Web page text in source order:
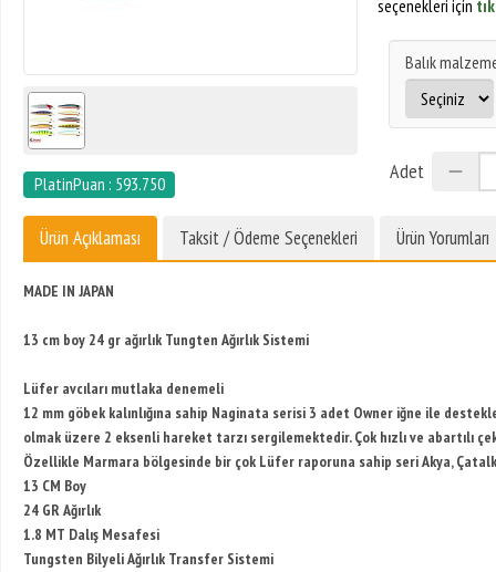
PlatinPuan : 593.750
seçenekleri için
Balık
Adet
Ürün Açıklaması Taksit / Ödeme Seçenekleri Ürün Yorumları
MADE IN JAPAN
13 cm boy 24 gr ağırlık Tungten Ağırlık Sistemi
Lüfer avcıları mutlaka denemeli
12 mm göbek kalınlığına sahip Naginata serisi 3 adet Owner iğne ile
olmak üzere 2 eksenli hareket tarzı sergilemektedir. Çok hızlı ve abartılı
Özellikle Marmara bölgesinde bir çok Lüfer raporuna sahip seri Akya,
13 CM Boy
24 GR Ağırlık
1.8 MT Dalış Mesafesi
Tungsten Bilyeli Ağırlık Transfer Sistemi